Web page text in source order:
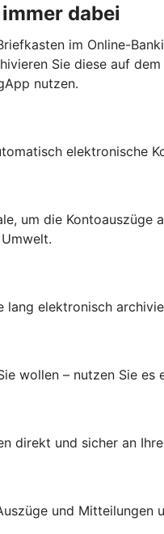
dabei
im Online-
Sie diese auf
nutzen.
elektronische
um die
lang elektronisch
wollen – nutzen Sie
direkt und sicher an
und